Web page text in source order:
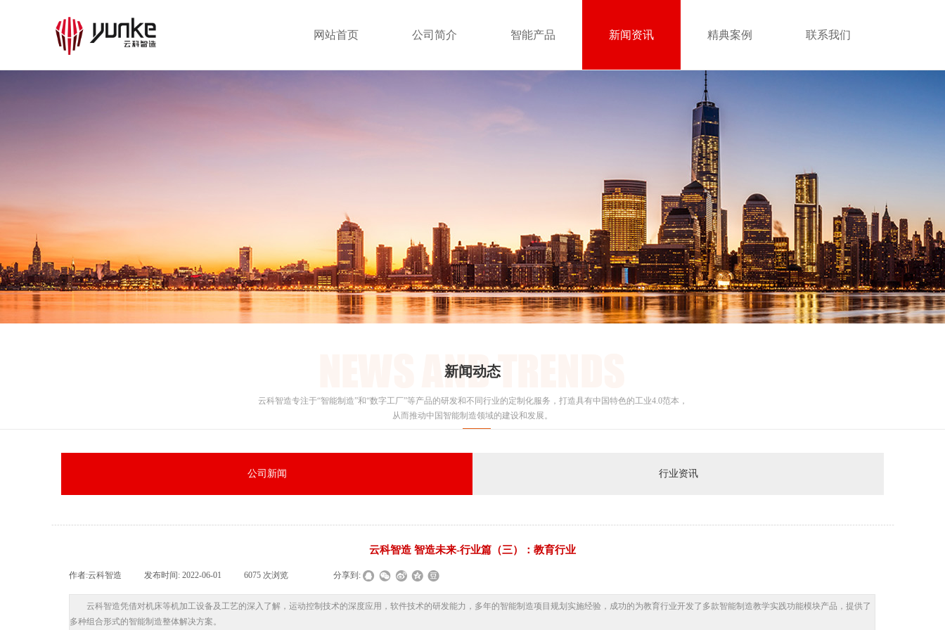
网站首页 公司简介 智能产品 新闻资讯 精典案例 联系我们
新闻动态
云科智造专注于“智能制造”和“数字工厂”等产品的研发和不同行业的定制化服务，打造具有中国特色的工业4.0范本，
从而推动中国智能制造领域的建设和发展。
公司新闻 行业资讯
云科智造 智造未来-行业篇（三）：教育行业
作者:云科智造 发布时间: 2022-06-01 6075 次浏览 分享到:
云科智造凭借对机床等机加工设备及工艺的深入了解，运动控制技术的深度应用，软件技术的研发能力，多年的智能制造项目规划实施经验，成功的为教育行业开发了多款智能制造教学实践功能模块产品，提供了
多种组合形式的智能制造整体解决方案。